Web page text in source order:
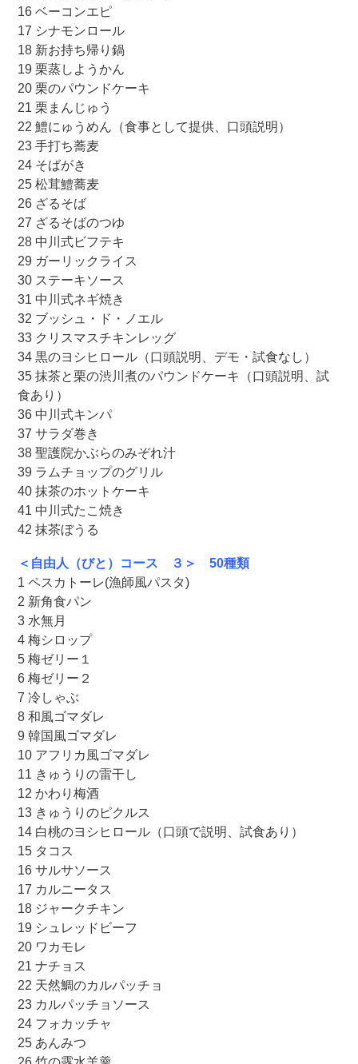
16 ベーコンエピ
17 シナモンロール
18 新お持ち帰り鍋
19 栗蒸しようかん
20 栗のパウンドケーキ
21 栗まんじゅう
22 鱧にゅうめん（食事として提供、口頭説明）
23 手打ち蕎麦
24 そばがき
25 松茸鱧蕎麦
26 ざるそば
27 ざるそばのつゆ
28 中川式ビフテキ
29 ガーリックライス
30 ステーキソース
31 中川式ネギ焼き
32 ブッシュ・ド・ノエル
33 クリスマスチキンレッグ
34 黒のヨシヒロール（口頭説明、デモ・試食なし）
35 抹茶と栗の渋川煮のパウンドケーキ（口頭説明、試
食あり）
36 中川式キンパ
37 サラダ巻き
38 聖護院かぶらのみぞれ汁
39 ラムチョップのグリル
40 抹茶のホットケーキ
41 中川式たこ焼き
42 抹茶ぼうる
＜自由人（びと）コース ３＞ 50種類
1 ペスカトーレ(漁師風パスタ)
2 新角食パン
3 水無月
4 梅シロップ
5 梅ゼリー１
6 梅ゼリー２
7 冷しゃぶ
8 和風ゴマダレ
9 韓国風ゴマダレ
10 アフリカ風ゴマダレ
11 きゅうりの雷干し
12 かわり梅酒
13 きゅうりのピクルス
14 白桃のヨシヒロール（口頭で説明、試食あり）
15 タコス
16 サルサソース
17 カルニータス
18 ジャークチキン
19 シュレッドビーフ
20 ワカモレ
21 ナチョス
22 天然鯛のカルパッチョ
23 カルパッチョソース
24 フォカッチャ
25 あんみつ